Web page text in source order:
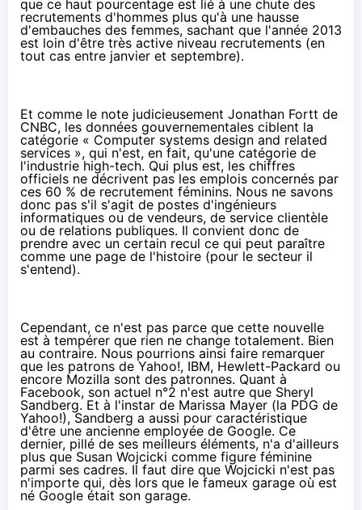
que ce haut pourcentage est lié à une chute des
recrutements d'hommes plus qu'à une hausse
d'embauches des femmes, sachant que l'année 2013
est loin d'être très active niveau recrutements (en
tout cas entre janvier et septembre).
Et comme le note judicieusement Jonathan Fortt de
CNBC, les données gouvernementales ciblent la
catégorie « Computer systems design and related
services », qui n'est, en fait, qu'une catégorie de
l'industrie high-tech. Qui plus est, les chiffres
officiels ne décrivent pas les emplois concernés par
ces 60 % de recrutement féminins. Nous ne savons
donc pas s'il s'agit de postes d'ingénieurs
informatiques ou de vendeurs, de service clientèle
ou de relations publiques. Il convient donc de
prendre avec un certain recul ce qui peut paraître
comme une page de l'histoire (pour le secteur il
s'entend).
Cependant, ce n'est pas parce que cette nouvelle
est à tempérer que rien ne change totalement. Bien
au contraire. Nous pourrions ainsi faire remarquer
que les patrons de Yahoo!, IBM, Hewlett-Packard ou
encore Mozilla sont des patronnes. Quant à
Facebook, son actuel n°2 n'est autre que Sheryl
Sandberg. Et à l'instar de Marissa Mayer (la PDG de
Yahoo!), Sandberg a aussi pour caractéristique
d'être une ancienne employée de Google. Ce
dernier, pillé de ses meilleurs éléments, n'a d'ailleurs
plus que Susan Wojcicki comme figure féminine
parmi ses cadres. Il faut dire que Wojcicki n'est pas
n'importe qui, dès lors que le fameux garage où est
né Google était son garage.